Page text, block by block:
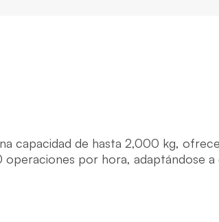
capacidad de hasta 2,000 kg,